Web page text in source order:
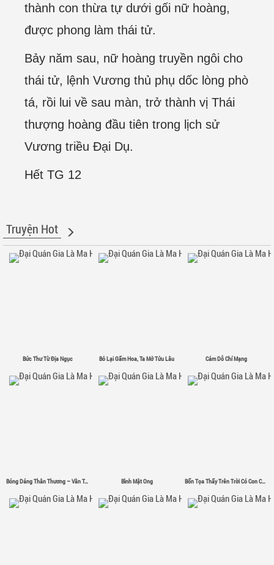
thành con thừa tự dưới gối nữ hoàng,
được phong làm thái tử.
Bảy năm sau, nữ hoàng truyền ngôi cho
thái tử, lệnh Vương thủ phụ dốc lòng phò
tá, rồi lui về sau màn, trở thành vị Thái
thượng hoàng đầu tiên trong lịch sử
Vương triều Đại Dụ.
Hết TG 12
Truyện Hot
Bức Thư Từ Địa Ngục Bỏ Lại Gấm Hoa, Ta Mở Tửu Lâu Cám Dỗ Chí Mạng
Bóng Dáng Thân Thương – Vân Tân Bình Mật Ong Bổn Tọa Thấy Trên Trời Có Con Chim Sắt Σ( ゜- ゜)